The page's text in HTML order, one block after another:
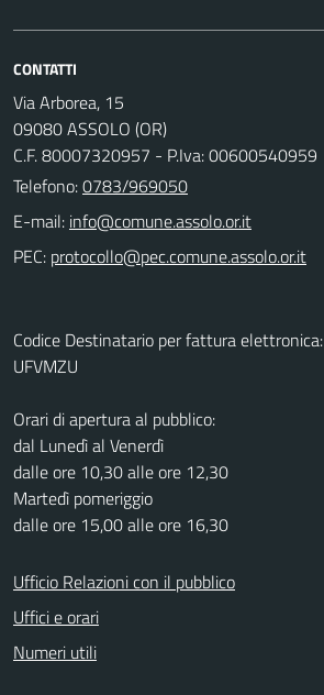
CONTATTI
Via Arborea, 15
09080 ASSOLO (OR)
C.F. 80007320957 - P.Iva: 00600540959
Telefono:0783/969050
E-mail:
PEC:
Codice Destinatario per fattura elettronica:
UFVMZU
Orari di apertura al pubblico:
dal Lunedì al Venerdì
dalle ore 10,30 alle ore 12,30
Martedì pomeriggio
dalle ore 15,00 alle ore 16,30
Ufficio Relazioni con il pubblico
Uffici e orari
Numeri utili